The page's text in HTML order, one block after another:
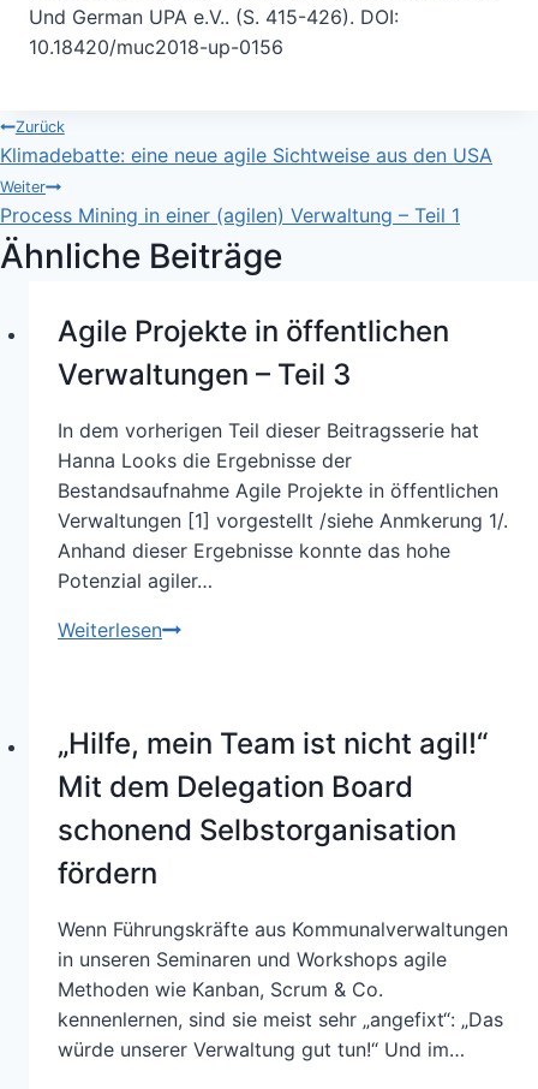
Und German UPA e.V.. (S. 415-426). DOI:
10.18420/muc2018-up-0156
Beitragsnavigation
Zurück
Klimadebatte: eine neue agile Sichtweise aus den USA
Weiter
Process Mining in einer (agilen) Verwaltung – Teil 1
Ähnliche Beiträge
Agile Projekte in öffentlichen
Verwaltungen – Teil 3
In dem vorherigen Teil dieser Beitragsserie hat
Hanna Looks die Ergebnisse der
Bestandsaufnahme Agile Projekte in öffentlichen
Verwaltungen [1] vorgestellt /siehe Anmkerung 1/.
Anhand dieser Ergebnisse konnte das hohe
Potenzial agiler…
WeiterlesenAgile
Verwaltungen
–
3
„Hilfe, mein Team ist nicht agil!“
Mit dem Delegation Board
schonend Selbstorganisation
fördern
Wenn Führungskräfte aus Kommunalverwaltungen
in unseren Seminaren und Workshops agile
Methoden wie Kanban, Scrum & Co.
kennenlernen, sind sie meist sehr „angefixt“: „Das
würde unserer Verwaltung gut tun!“ Und im…